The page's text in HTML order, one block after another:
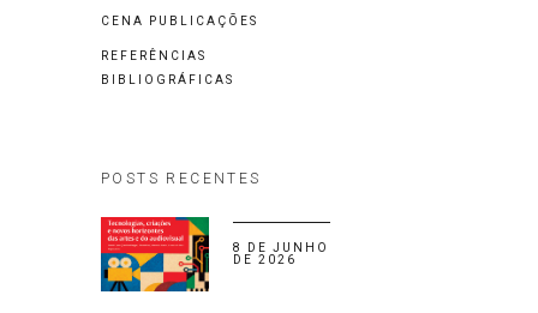
CENA PUBLICAÇÕES
REFERÊNCIAS
BIBLIOGRÁFICAS
POSTS RECENTES
8 DE JUNHO
DE 2026